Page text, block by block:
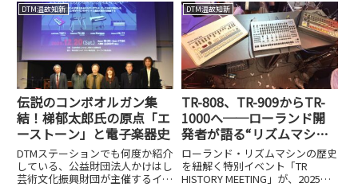
DTM温故知新
伝説のコンボオルガン集
結！梯郁太郎氏の原点「エ
ーストーン」と電子楽器史
DTMステーションでも何度か紹介
している、公益財団法人かけはし
芸術文化振興財団が主催するイベ
DTM温故知新
TR-808、TR-909からTR-
1000へ──ローランド開
発者が語る“リズムマシン
45年の系譜”とアナログ復
活の真実
ローランド・リズムマシンの歴史
を紐解く特別イベント「TR
HISTORY MEETING」が、2025年